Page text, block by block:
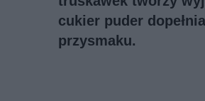
cukier puder
przysmaku.